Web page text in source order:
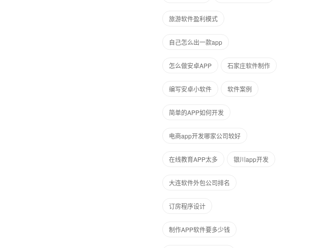
旅游软件盈利模式
自己怎么出一款app
怎么做安卓APP 石家庄软件制作
编写安卓小软件 软件案例
简单的APP如何开发
电商app开发哪家公司较好
在线教育APP太多 银川app开发
大连软件外包公司排名
订房程序设计
制作APP软件要多少钱